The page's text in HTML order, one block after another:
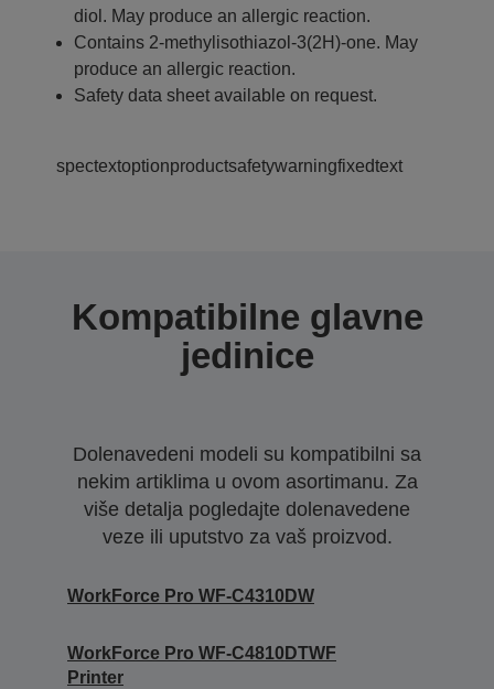
diol. May produce an allergic reaction.
Contains 2-methylisothiazol-3(2H)-one. May
produce an allergic reaction.
Safety data sheet available on request.
spectextoptionproductsafetywarningfixedtext
Kompatibilne glavne
jedinice
Dolenavedeni modeli su kompatibilni sa
nekim artiklima u ovom asortimanu. Za
više detalja pogledajte dolenavedene
veze ili uputstvo za vaš proizvod.
WorkForce Pro WF-C4310DW
WorkForce Pro WF-C4810DTWF
Printer